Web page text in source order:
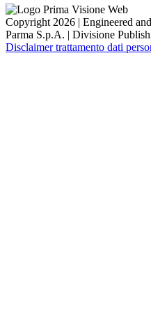
Copyright 2026 | Engineered
Parma S.p.A. | Divisione
Disclaimer trattamento dati